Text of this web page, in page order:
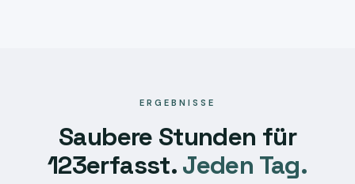
ERGEBNISSE
Saubere Stunden für
123erfasst. Jeden Tag.